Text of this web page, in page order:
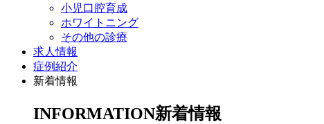
小児口腔育成
ホワイトニング
その他の診療
求人情報
症例紹介
新着情報
INFORMATION新着情報